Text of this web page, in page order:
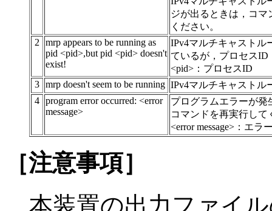
ジが出るときは，コ
ください。
2
mrp appears to be running as
pid <pid>,but pid <pid> doesn't
exist!
IPv4マルチキャストル
ているが，プロセスID
<pid>：プロセスID
3 mrp doesn't seem to be running IPv4マルチキャストル
4 program error occurred: <error
message>
プログラムエラーが発
コマンドを再実行して
<error message>：エラ
［注意事項］
本装置の出力ファイ